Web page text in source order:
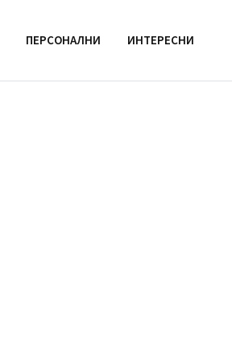
ПЕРСОНАЛНИ ИНТЕРЕСНИ